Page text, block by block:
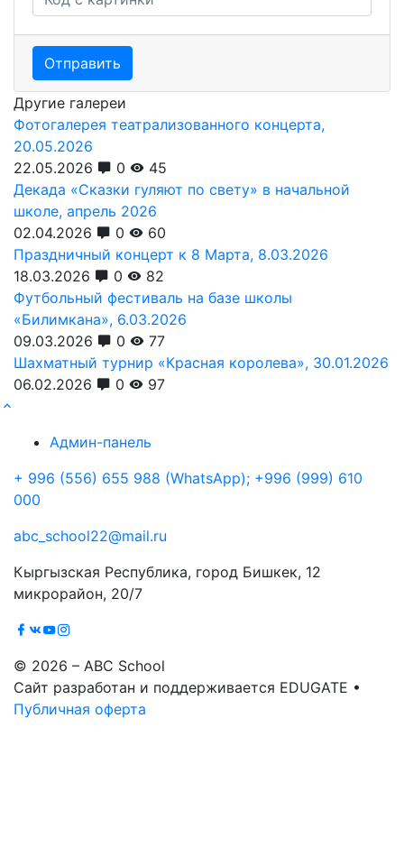
Отправить
Другие галереи
Фотогалерея театрализованного концерта,
20.05.2026
22.05.2026
0
45
Декада «Сказки гуляют по свету» в начальной
школе, апрель 2026
02.04.2026
0
60
Праздничный концерт к 8 Марта, 8.03.2026
18.03.2026
0
82
Футбольный фестиваль на базе школы
«Билимкана», 6.03.2026
09.03.2026
0
77
Шахматный турнир «Красная королева», 30.01.2026
06.02.2026
0 97
Админ-панель
+ 996 (556) 655 988 (WhatsApp); +996 (999) 610
000
abc_school22@mail.ru
Кыргызская Республика, город Бишкек, 12
микрорайон, 20/7
© 2026 – ABC School
Сайт разработан и поддерживается EDUGATE •
Публичная оферта